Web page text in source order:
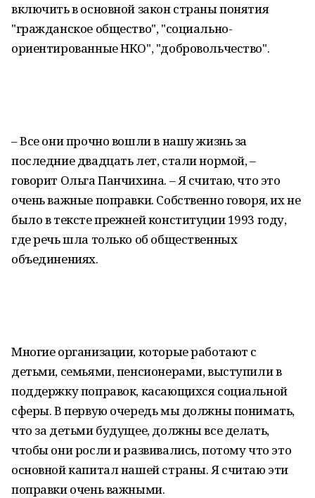
включить в основной закон страны понятия
"гражданское общество", "социально-
ориентированные НКО", "добровольчество".
– Все они прочно вошли в нашу жизнь за
последние двадцать лет, стали нормой, –
говорит Ольга Панчихина. – Я считаю, что это
очень важные поправки. Собственно говоря, их не
было в тексте прежней конституции 1993 году,
где речь шла только об общественных
объединениях.
Многие организации, которые работают с
детьми, семьями, пенсионерами, выступили в
поддержку поправок, касающихся социальной
сферы. В первую очередь мы должны понимать,
что за детьми будущее, должны все делать,
чтобы они росли и развивались, потому что это
основной капитал нашей страны. Я считаю эти
поправки очень важными.